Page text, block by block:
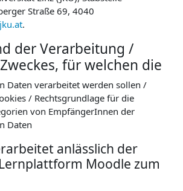
Straße 69, 4040
.
der Verarbeitung /
für welchen die
Daten verarbeitet werden sollen /
/ Rechtsgrundlage für die
von EmpfängerInnen der
Daten
anlässlich der
Moodle zum